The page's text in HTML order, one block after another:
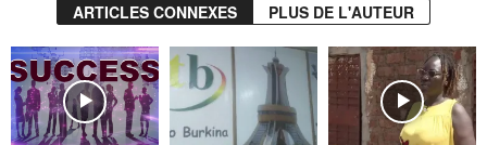
ARTICLES CONNEXES PLUS DE L'AUTEUR